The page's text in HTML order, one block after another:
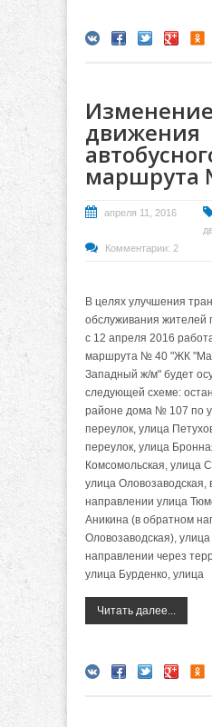
движения
маршрута
апреля 11, 2016
Комментарии: 2
В целях улучшения
обслуживания жителей
с 12 апреля 2016
маршрута № 40 "ЖК
Западный ж/м" будет
следующей схеме:
районе дома № 107 по
переулок, улица
переулок, улица
Комсомольская, улица
улица Оловозаводская,
направлении улица
Аникина (в обратном
Оловозаводская),
направлении через
улица Бурденко, улица
Читать далее...